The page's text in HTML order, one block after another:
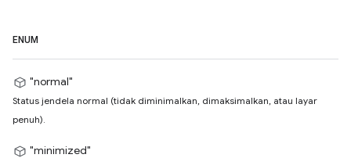
ENUM
"normal"
Status jendela normal (tidak diminimalkan, dimaksimalkan, atau layar
penuh).
"minimized"